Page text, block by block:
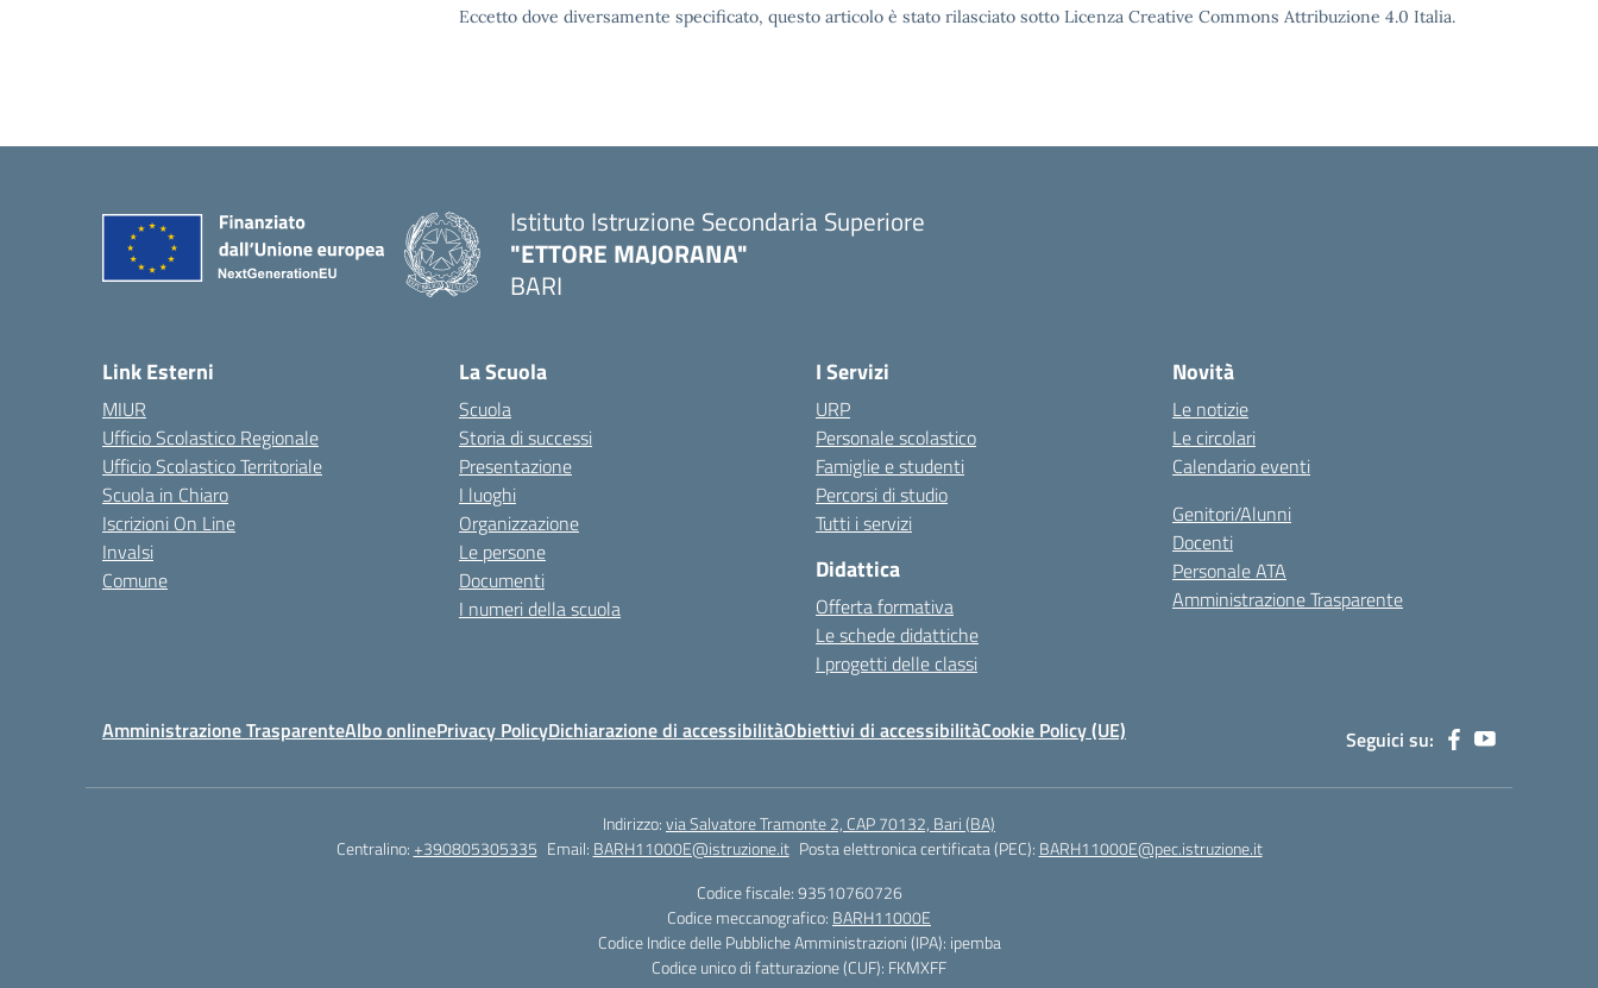
Eccetto dove diversamente specificato, questo articolo è stato rilasciato sotto Licenza Creative Commons Attribuzione 4.0 Italia.
Istituto Istruzione Secondaria Superiore
"ETTORE MAJORANA"
BARI
Link Esterni
MIUR
Ufficio Scolastico Regionale
Ufficio Scolastico Territoriale
Scuola in Chiaro
Iscrizioni On Line
Invalsi
Comune
La Scuola
Scuola
Storia di successi
Presentazione
I luoghi
Organizzazione
Le persone
Documenti
I numeri della scuola
I Servizi
URP
Personale scolastico
Famiglie e studenti
Percorsi di studio
Tutti i servizi
Didattica
Offerta formativa
Le schede didattiche
I progetti delle classi
Novità
Le notizie
Le circolari
Calendario eventi
Genitori/Alunni
Docenti
Personale ATA
Amministrazione Trasparente
Amministrazione TrasparenteAlbo onlinePrivacy PolicyDichiarazione di accessibilitàObiettivi di accessibilitàCookie Policy (UE) Seguici su:
Indirizzo:via Salvatore Tramonte 2, CAP 70132, Bari (BA)
Centralino:+390805305335 Email: BARH11000E@istruzione.it Posta elettronica certificata (PEC): BARH11000E@pec.istruzione.it
Codice fiscale: 93510760726
Codice meccanografico: BARH11000E
Codice Indice delle Pubbliche Amministrazioni (IPA): ipemba
Codice unico di fatturazione (CUF): FKMXFF